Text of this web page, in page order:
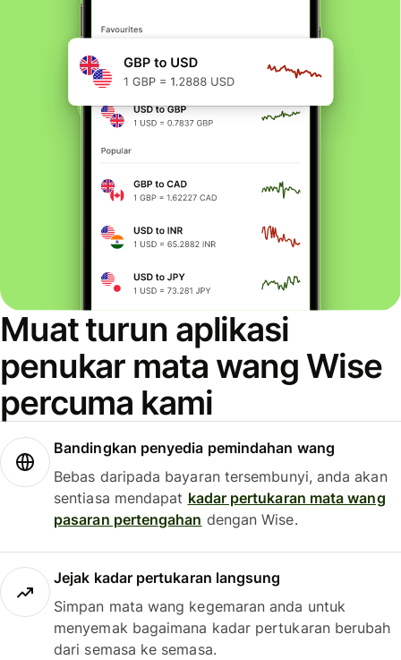
Muat turun aplikasi
penukar mata wang Wise
percuma kami
Bandingkan penyedia pemindahan wang
Bebas daripada bayaran tersembunyi, anda akan
sentiasa mendapat kadar pertukaran mata wang
pasaran pertengahan dengan Wise.
Jejak kadar pertukaran langsung
Simpan mata wang kegemaran anda untuk
menyemak bagaimana kadar pertukaran berubah
dari semasa ke semasa.